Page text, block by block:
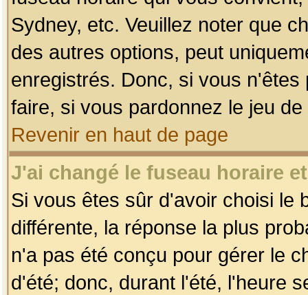
Sydney, etc. Veuillez noter que
des autres options, peut
enregistrés. Donc, si vous
faire, si vous pardonnez le jeu
Revenir en haut de page
J'ai changé le fuseau horaire
Si vous êtes sûr d'avoir choisi le
différente, la réponse la plus
n'a pas été conçu pour gérer le
d'été; donc, durant l'été, l'heure